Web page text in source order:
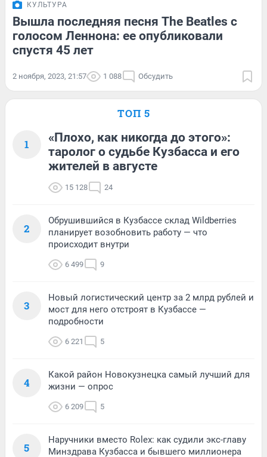
КУЛЬТУРА
Вышла последняя песня The Beatles с
голосом Леннона: ее опубликовали
спустя 45 лет
2 ноября, 2023, 21:57 1 088 Обсудить
ТОП 5
1
«Плохо, как никогда до этого»:
таролог о судьбе Кузбасса и его
жителей в августе
15 128 24
2
Обрушившийся в Кузбассе склад Wildberries
планирует возобновить работу — что
происходит внутри
6 499 9
3
Новый логистический центр за 2 млрд рублей и
мост для него отстроят в Кузбассе —
подробности
6 221 5
4
Какой район Новокузнецка самый лучший для
жизни — опрос
6 209 5
5
Наручники вместо Rolex: как судили экс-главу
Минздрава Кузбасса и бывшего миллионера